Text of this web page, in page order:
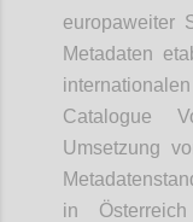
europaweiter
Metadaten
Catalogue
Umsetzung
in